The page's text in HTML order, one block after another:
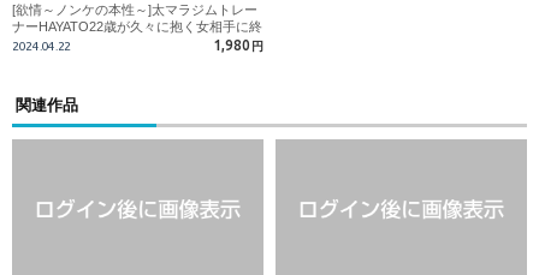
[欲情～ノンケの本性～]太マラジムトレー
ナーHAYATO22歳が久々に抱く女相手に終
始ギン勃ち!!生ハメでイク!!
2024.04.22 1,980 円
関連作品